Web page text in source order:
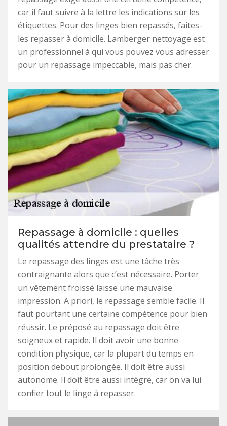
car il faut suivre à la lettre les indications sur les
étiquettes. Pour des linges bien repassés, faites-
les repasser à domicile. Lamberger nettoyage est
un professionnel à qui vous pouvez vous adresser
pour un repassage impeccable, mais pas cher.
Repassage à domicile : quelles
qualités attendre du prestataire ?
Le repassage des linges est une tâche très
contraignante alors que c’est nécessaire. Porter
un vêtement froissé laisse une mauvaise
impression. A priori, le repassage semble facile. Il
faut pourtant une certaine compétence pour bien
réussir. Le préposé au repassage doit être
soigneux et rapide. Il doit avoir une bonne
condition physique, car la plupart du temps en
position debout prolongée. Il doit être aussi
autonome. Il doit être aussi intègre, car on va lui
confier tout le linge à repasser.